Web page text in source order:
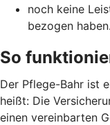
noch keine
bezogen haben.
So
Der Pflege-Bahr ist
heißt: Die
einen vereinbarten